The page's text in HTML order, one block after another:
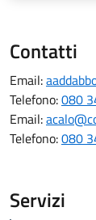
Contatti
Email:
Telefono:080
Email:
Telefono:080
Servizi